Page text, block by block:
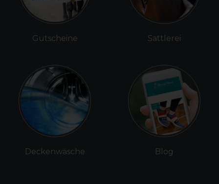
Gutscheine
Deckenwäsche
Sattlerei
Blog